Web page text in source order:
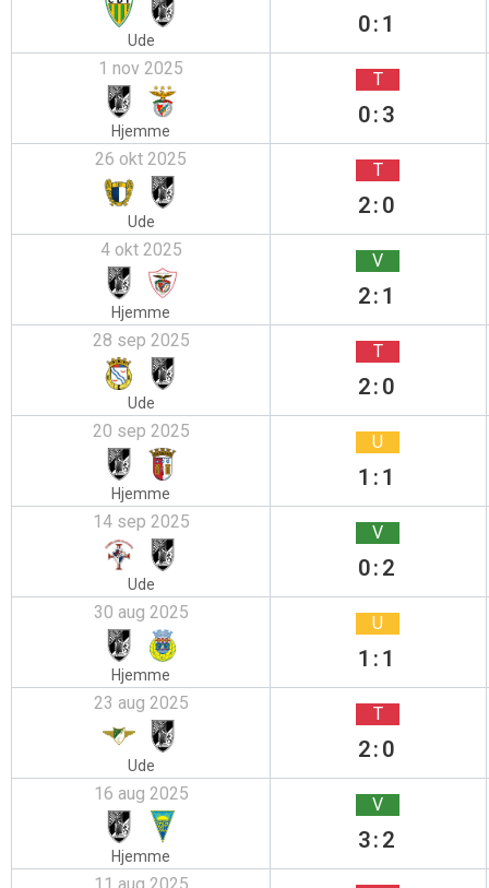
Ude
0:1
1 nov 2025
Hjemme
T
0:3
26 okt 2025
Ude
T
2:0
4 okt 2025
Hjemme
V
2:1
28 sep 2025
Ude
T
2:0
20 sep 2025
Hjemme
U
1:1
14 sep 2025
Ude
V
0:2
30 aug 2025
Hjemme
U
1:1
23 aug 2025
Ude
T
2:0
16 aug 2025
Hjemme
V
3:2